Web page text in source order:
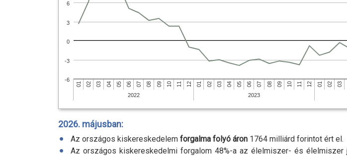
01
2022
02 03 04 05 06 07 08 09 10 11 12 01
2023
02 03 04 05 06 07 08 09 10 11 12 01 02 03
-6
-3
0
3
6
2026. májusban:
Az országos kiskereskedelem forgalma folyó áron 1764 milliárd forintot ért el.
Az országos kiskereskedelmi forgalom 48%-a az élelmiszer- és élelmiszer